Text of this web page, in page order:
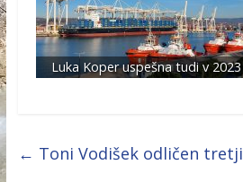
Luka Koper uspešna tudi v 2023
← Toni Vodišek odličen tretji